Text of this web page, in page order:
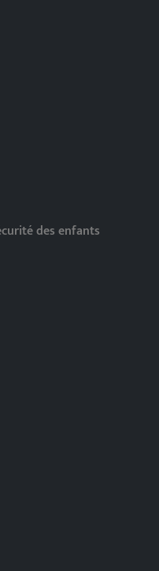
des enfants